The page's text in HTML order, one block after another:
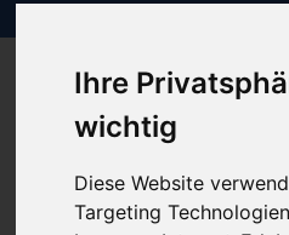
Ihre
wichtig
Diese Website
Targeting
Produkt
günstigster